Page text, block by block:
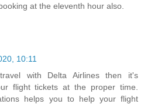
at the eleventh hour also.
10:11
with Delta Airlines then it's
flight tickets at the proper time.
helps you to help your flight